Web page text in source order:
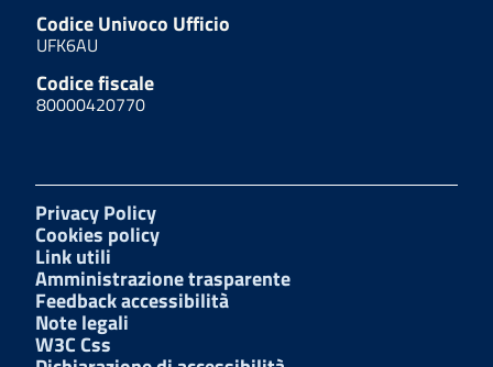
Codice Univoco Ufficio
UFK6AU
Codice fiscale
80000420770
Privacy Policy
Cookies policy
Link utili
Amministrazione trasparente
Feedback accessibilità
Note legali
W3C Css